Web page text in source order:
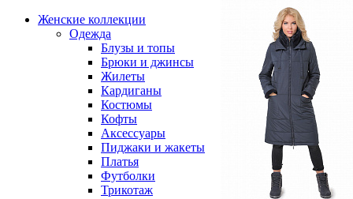
Женские коллекции
Одежда
Блузы и топы
Брюки и джинсы
Жилеты
Кардиганы
Костюмы
Кофты
Аксессуары
Пиджаки и жакеты
Платья
Футболки
Трикотаж